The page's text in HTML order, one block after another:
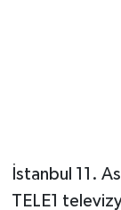
İstanbul 11.
TELE1